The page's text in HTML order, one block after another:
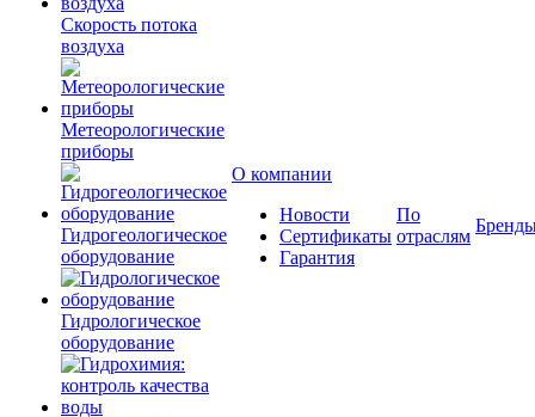
Скорость потока
воздуха
Метеорологические
приборы
Гидрогеологическое
оборудование
Гидрологическое
оборудование
О компании
Новости
Сертификаты
Гарантия
По
отраслям